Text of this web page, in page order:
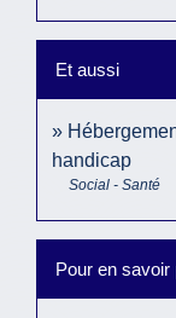
Et aussi
handicap
Social - Santé
Pour en savoir